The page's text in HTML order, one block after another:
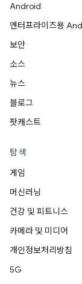
Android
엔터프라이즈용
보안
소스
뉴스
블로그
팟캐스트
탐색
게임
머신러닝
건강 및 피트니스
카메라 및 미디어
개인정보처리방침
5G